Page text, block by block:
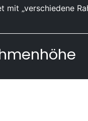
„verschiedene